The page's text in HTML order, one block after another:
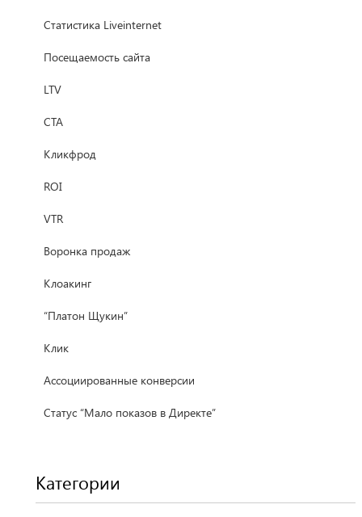
Статистика Liveinternet
Посещаемость сайта
LTV
CTA
Кликфрод
ROI
VTR
Воронка продаж
Клоакинг
“Платон Щукин”
Клик
Ассоциированные конверсии
Статус “Мало показов в Директе”
Категории